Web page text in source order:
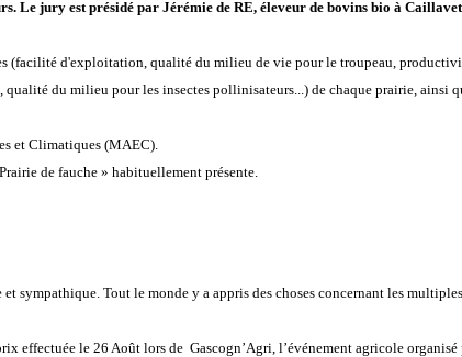
Le jury est présidé par Jérémie de RE, éleveur de bovins bio à
(facilité d'exploitation, qualité du milieu de vie pour le troupeau,
du milieu pour les insectes pollinisateurs...) de chaque prairie, ainsi
et Climatiques (MAEC).
de fauche » habituellement présente.
sympathique. Tout le monde y a appris des choses concernant les
effectuée le 26 Août lors de Gascogn’Agri, l’événement agricole